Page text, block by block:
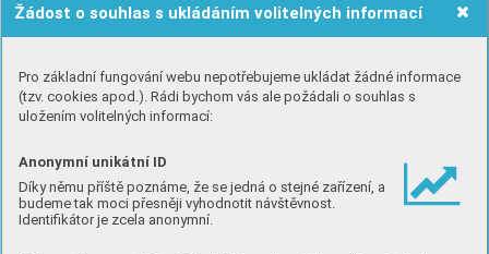
Žádost o souhlas s ukládáním volitelných informací
Pro základní fungování webu nepotřebujeme ukládat žádné informace
(tzv. cookies apod.). Rádi bychom vás ale požádali o souhlas s
uložením volitelných informací:
Anonymní unikátní ID
Díky němu příště poznáme, že se jedná o stejné zařízení, a
budeme tak moci přesněji vyhodnotit návštěvnost.
Identifikátor je zcela anonymní.